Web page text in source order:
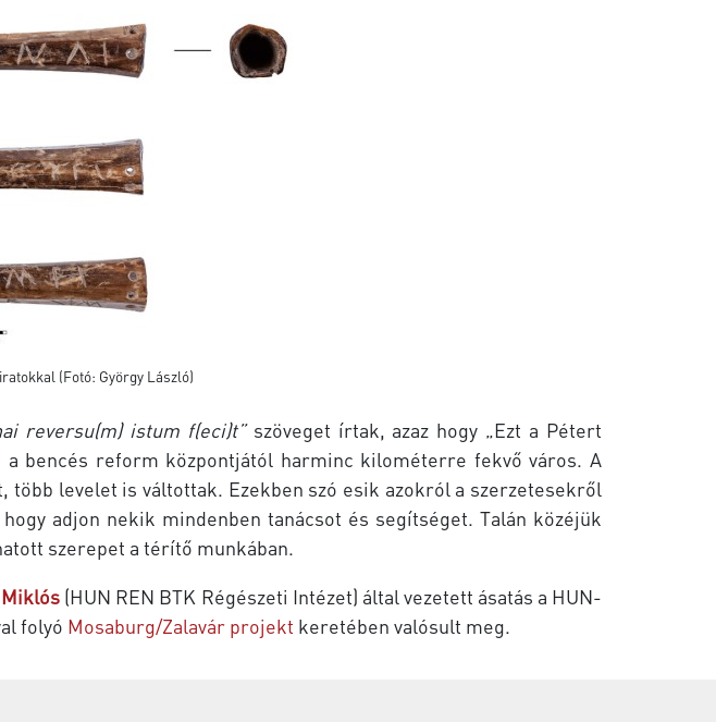
(Fotó: György László)
reversu(m) istum f(eci)t”szöveget írtak, azaz hogy „Ezt a Pétert
bencés reform központjától harminc kilométerre fekvő város. A
levelet is váltottak. Ezekben szó esik azokról a szerzetesekről
adjon nekik mindenben tanácsot és segítséget. Talán közéjük
szerepet a térítő munkában.
(HUN REN BTK Régészeti Intézet) által vezetett ásatás a HUN-
folyó Mosaburg/Zalavár projekt keretében valósult meg.